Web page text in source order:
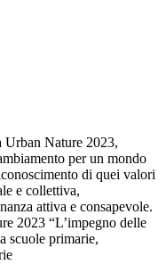
Nature 2023,
per un mondo
di quei valori
e collettiva,
attiva e consapevole.
2023 “L’impegno delle
scuole primarie,